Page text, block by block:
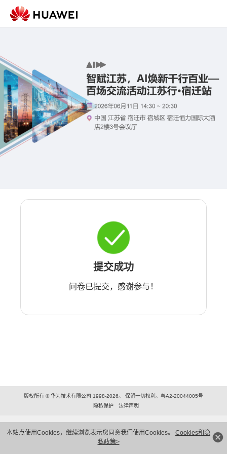
本站点使用Cookies，继续浏览表示您同意我们使用Cookies。 Cookies和隐
私政策>
提交成功
问卷已提交，感谢参与！
版权所有 © 华为技术有限公司 1998-2026。 保留一切权利。粤A2-20044005号
隐私保护
法律声明